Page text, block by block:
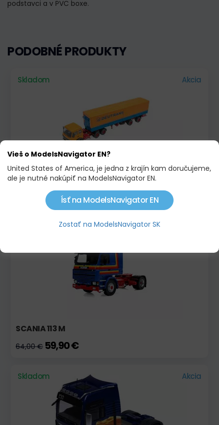
podstavci a v PVC boxe.
PODOBNÉ PRODUKTY
Skladom Akcia
MERCEDES NG 2232, 1980, DEUTRANS
89,90 €
SCANIA 113 M
64,00 € 59,90 €
Skladom Akcia
Vieš o ModelsNavigator EN?
United States of America, je jedna z krajín kam doručujeme,
ale je nutné nakúpiť na ModelsNavigator EN.
Ísť na ModelsNavigator EN
Zostať na ModelsNavigator SK